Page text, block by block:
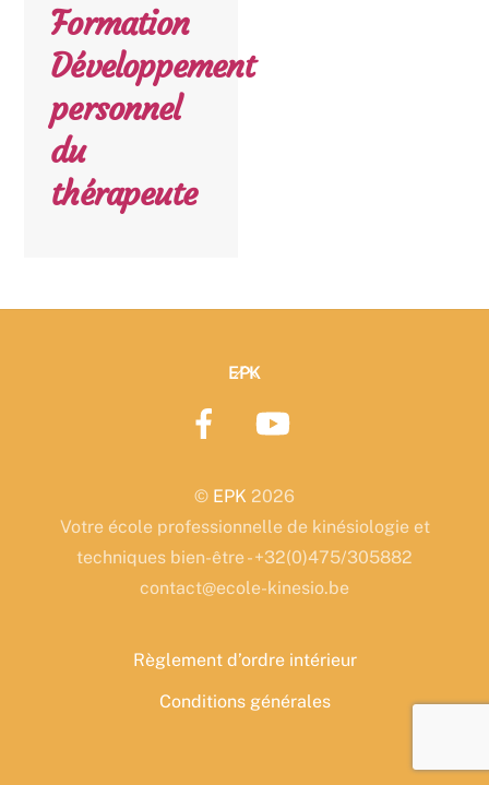
Formation
Développement
personnel
du
thérapeute
Back
Top
EPK
© EPK 2026
Votre école professionnelle de kinésiologie et
techniques bien-être - +32(0)475/305882
contact@ecole-kinesio.be
Règlement d’ordre intérieur
Conditions générales